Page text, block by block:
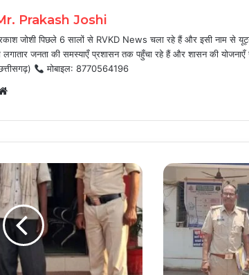
Prakash Joshi
जोशी पिछले 6 सालों से RVKD News चला रहे हैं और इसी नाम से
जनता की समस्याएँ प्रशासन तक पहुँचा रहे हैं और शासन की
मोबाइल: 8770564196
Website